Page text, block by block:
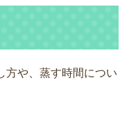
方や、蒸す時間につい